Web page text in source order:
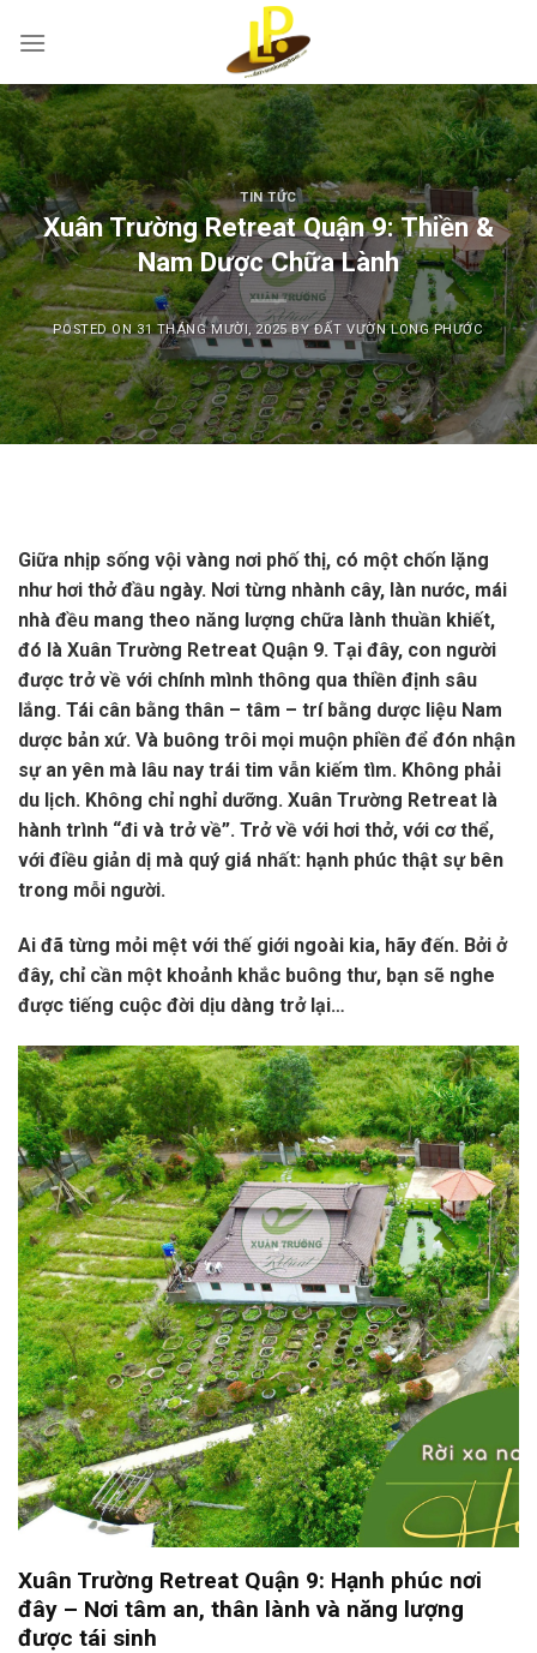
TIN TỨC
Xuân Trường Retreat Quận 9: Thiền &
Nam Dược Chữa Lành
POSTED ON31 THÁNG MƯỜI, 2025BYĐẤT VƯỜN LONG PHƯỚC
Giữa nhịp sống vội vàng nơi phố thị, có một chốn lặng
như hơi thở đầu ngày. Nơi từng nhành cây, làn nước, mái
nhà đều mang theo năng lượng chữa lành thuần khiết,
đó là Xuân Trường Retreat Quận 9. Tại đây, con người
được trở về với chính mình thông qua thiền định sâu
lắng. Tái cân bằng thân – tâm – trí bằng dược liệu Nam
dược bản xứ. Và buông trôi mọi muộn phiền để đón nhận
sự an yên mà lâu nay trái tim vẫn kiếm tìm. Không phải
du lịch. Không chỉ nghỉ dưỡng. Xuân Trường Retreat là
hành trình “đi và trở về”. Trở về với hơi thở, với cơ thể,
với điều giản dị mà quý giá nhất: hạnh phúc thật sự bên
trong mỗi người.
Ai đã từng mỏi mệt với thế giới ngoài kia, hãy đến. Bởi ở
đây, chỉ cần một khoảnh khắc buông thư, bạn sẽ nghe
được tiếng cuộc đời dịu dàng trở lại…
Xuân Trường Retreat Quận 9: Hạnh phúc nơi
đây – Nơi tâm an, thân lành và năng lượng
được tái sinh